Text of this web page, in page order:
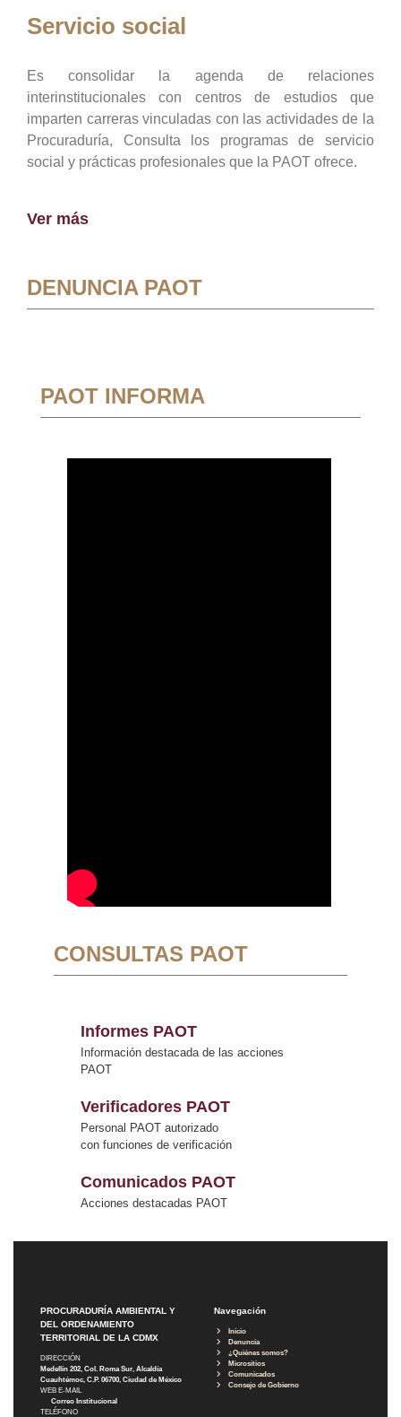
Servicio social
Es consolidar la agenda de relaciones
interinstitucionales con centros de estudios que
imparten carreras vinculadas con las actividades de la
Procuraduría, Consulta los programas de servicio
social y prácticas profesionales que la PAOT ofrece.
Ver más
DENUNCIA PAOT
PAOT INFORMA
CONSULTAS PAOT
Informes PAOT
Información destacada de las acciones
PAOT
Verificadores PAOT
Personal PAOT autorizado
con funciones de verificación
Comunicados PAOT
Acciones destacadas PAOT
PROCURADURÍA AMBIENTAL Y
DEL ORDENAMIENTO
TERRITORIAL DE LA CDMX
DIRECCIÓN
Medellín 202, Col. Roma Sur, Alcaldía
Cuauhtémoc, C.P. 06700, Ciudad de México
WEB E-MAIL
Correo Institucional
TELÉFONO
Navegación
Inicio
Denuncia
¿Quiénes somos?
Micrositios
Comunicados
Consejo de Gobierno